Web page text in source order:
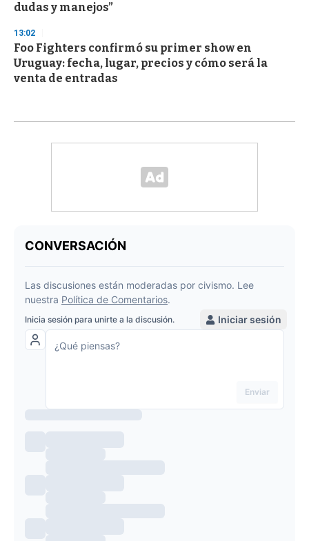
dudas y manejos”
13:02
Foo Fighters confirmó su primer show en
Uruguay: fecha, lugar, precios y cómo será la
venta de entradas